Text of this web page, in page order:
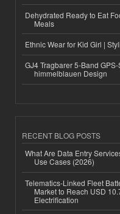
Dehydrated Ready to Eat
Meals
Ethnic Wear for Kid Girl |
GJ4 Tragbarer 5-Band
himmelblauen Design
RECENT BLOG POSTS
What Are Data Entry
Use Cases (2026)
Telematics-Linked Fleet
Market to Reach USD
Electrification